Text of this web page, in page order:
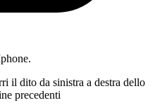
il dito da sinistra a destra dello
precedenti